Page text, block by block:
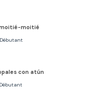
moitié-moitié
Débutant
con atún
Débutant